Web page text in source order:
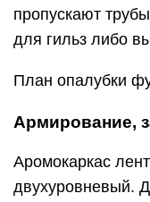
пропускают
для гильз либо
План опалубки
Армирование,
Аромокаркас
двухуровневый.